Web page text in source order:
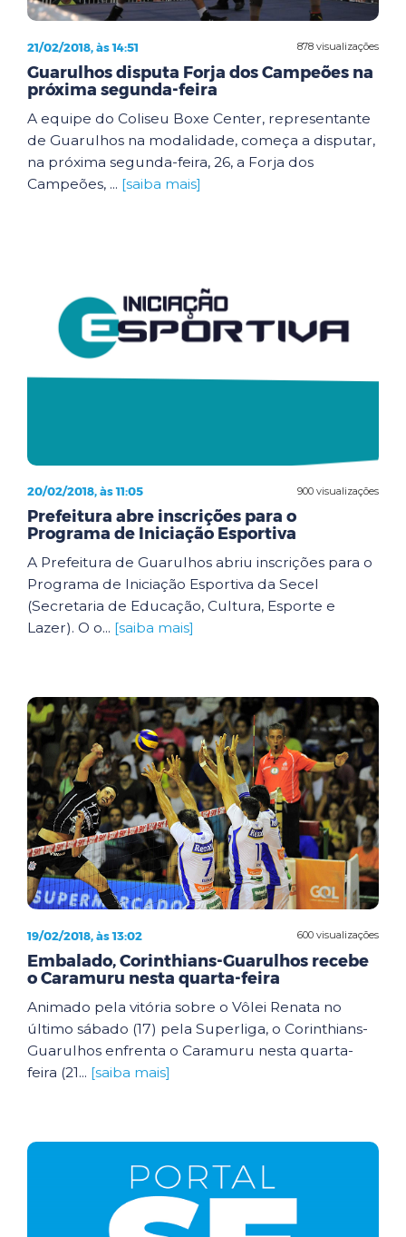
878 visualizações
21/02/2018, às 14:51
Guarulhos disputa Forja dos Campeões na
próxima segunda-feira
A equipe do Coliseu Boxe Center, representante
de Guarulhos na modalidade, começa a disputar,
na próxima segunda-feira, 26, a Forja dos
Campeões, ... [saiba mais]
900 visualizações
20/02/2018, às 11:05
Prefeitura abre inscrições para o
Programa de Iniciação Esportiva
A Prefeitura de Guarulhos abriu inscrições para o
Programa de Iniciação Esportiva da Secel
(Secretaria de Educação, Cultura, Esporte e
Lazer). O o... [saiba mais]
600 visualizações
19/02/2018, às 13:02
Embalado, Corinthians-Guarulhos recebe
o Caramuru nesta quarta-feira
Animado pela vitória sobre o Vôlei Renata no
último sábado (17) pela Superliga, o Corinthians-
Guarulhos enfrenta o Caramuru nesta quarta-
feira (21... [saiba mais]